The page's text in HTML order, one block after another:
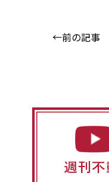
←前の記事